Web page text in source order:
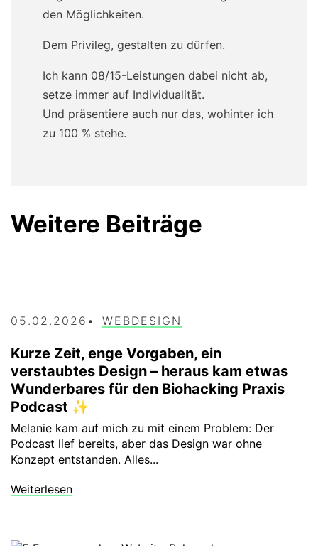
den Möglichkeiten.
Dem Privileg, gestalten zu dürfen.
Ich kann 08/15-Leistungen dabei nicht ab,
setze immer auf Individualität.
Und präsentiere auch nur das, wohinter ich
zu 100 % stehe.
Weitere Beiträge
05.02.2026 WEBDESIGN
Kurze Zeit, enge Vorgaben, ein
verstaubtes Design – heraus kam etwas
Wunderbares für den Biohacking Praxis
Podcast ✨
Melanie kam auf mich zu mit einem Problem: Der
Podcast lief bereits, aber das Design war ohne
Konzept entstanden. Alles...
Weiterlesen